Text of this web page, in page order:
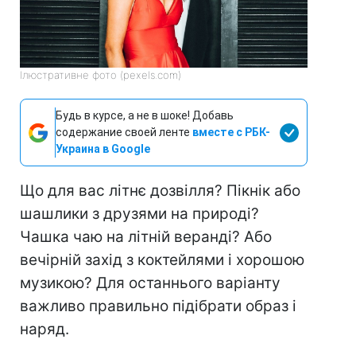
Ілюстративне фото (pexels.com)
Будь в курсе, а не в шоке! Добавь
содержание своей ленте вместе с РБК-
Украина в Google
Що для вас літнє дозвілля? Пікнік або
шашлики з друзями на природі?
Чашка чаю на літній веранді? Або
вечірній захід з коктейлями і хорошою
музикою? Для останнього варіанту
важливо правильно підібрати образ і
наряд.